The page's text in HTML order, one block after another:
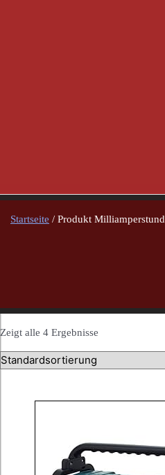
Startseite / Produkt
Zeigt alle 4 Ergebnisse